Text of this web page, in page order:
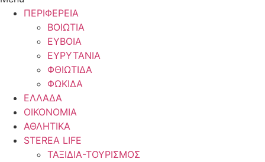
ΠΕΡΙΦΕΡΕΙΑ
ΒΟΙΩΤΙΑ
ΕΥΒΟΙΑ
ΕΥΡΥΤΑΝΙΑ
ΦΘΙΩΤΙΔΑ
ΦΩΚΙΔΑ
ΕΛΛΑΔΑ
ΟΙΚΟΝΟΜΙΑ
ΑΘΛΗΤΙΚΑ
STEREA LIFE
ΤΑΞΙΔΙΑ-ΤΟΥΡΙΣΜΟΣ